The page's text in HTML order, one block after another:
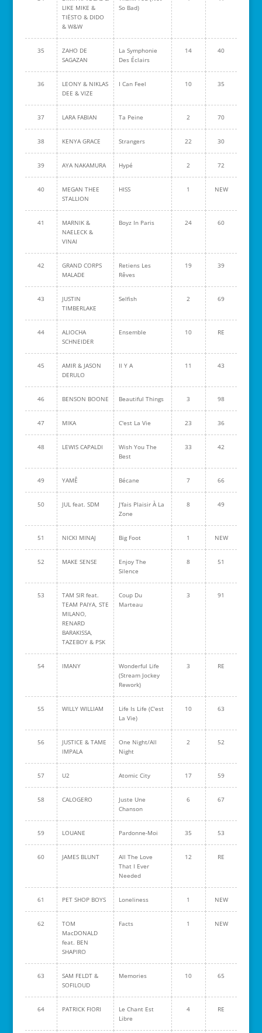
LIKE MIKE &
TIËSTO & DIDO
& W&W
So Bad)
35
ZAHO DE
SAGAZAN
La Symphonie
Des Éclairs
14 40
36
LEONY & NIKLAS
DEE & VIZE
I Can Feel 10 35
37 LARA FABIAN Ta Peine 2 70
38 KENYA GRACE Strangers 22 30
39 AYA NAKAMURA Hypé 2 72
40
MEGAN THEE
STALLION
HISS 1 NEW
41
MARNIK &
NAELECK &
VINAI
Boyz In Paris 24 60
42
GRAND CORPS
MALADE
Retiens Les
Rêves
19 39
43
JUSTIN
TIMBERLAKE
Selfish 2 69
44
ALIOCHA
SCHNEIDER
Ensemble 10 RE
45
AMIR & JASON
DERULO
Il Y A 11 43
46 BENSON BOONE Beautiful Things 3 98
47 MIKA C'est La Vie 23 36
48 LEWIS CAPALDI
Wish You The
Best
33 42
49 YAMÊ Bécane 7 66
50 JUL feat. SDM
J'fais Plaisir À La
Zone
8 49
51 NICKI MINAJ Big Foot 1 NEW
52 MAKE SENSE
Enjoy The
Silence
8 51
53
TAM SIR feat.
TEAM PAIYA, STE
MILANO,
RENARD
BARAKISSA,
TAZEBOY & PSK
Coup Du
Marteau
3 91
54 IMANY
Wonderful Life
(Stream Jockey
Rework)
3 RE
55 WILLY WILLIAM
Life Is Life (C'est
La Vie)
10 63
56
JUSTICE & TAME
IMPALA
One Night/All
Night
2 52
57 U2 Atomic City 17 59
58 CALOGERO
Juste Une
Chanson
6 67
59 LOUANE Pardonne-Moi 35 53
60 JAMES BLUNT
All The Love
That I Ever
Needed
12 RE
61 PET SHOP BOYS Loneliness 1 NEW
62
TOM
MacDONALD
feat. BEN
SHAPIRO
Facts 1 NEW
63
SAM FELDT &
SOFILOUD
Memories 10 65
64 PATRICK FIORI
Le Chant Est
Libre
4 RE